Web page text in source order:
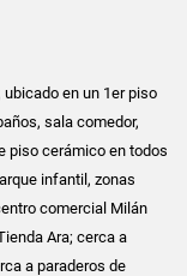
en un 1er piso
sala comedor,
piso cerámico en todos
infantil, zonas
comercial Milán
Ara; cerca a
a paraderos de